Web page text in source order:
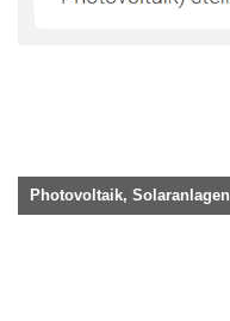
Photovoltaik, Solaranlagen